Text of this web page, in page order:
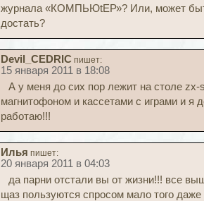
журнала «КОМПЬЮtЕР»? Или, может
достать?
Devil_CEDRIC пишет:
15 января 2011 в 18:08
А у меня до сих пор лежит на столе
магнитофоном и кассетами с играми и я
работаю!!!
Илья пишет:
20 января 2011 в 04:03
да парни отстали вы от жизни!!! все
щаз пользуются спросом мало того